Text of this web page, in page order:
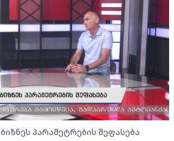
პარამეტრების შეფასება